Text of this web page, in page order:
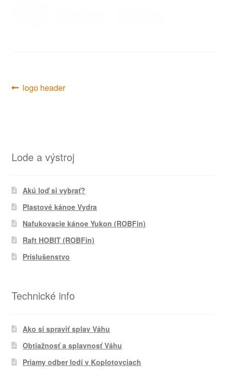
Navigácia
Predchádzajúci
logo header
Lode a výstroj
Akú loď si vybrať?
Plastové kánoe Vydra
Nafukovacie kánoe Yukon (ROBFin)
Raft HOBIT (ROBFin)
Príslušenstvo
Technické info
Ako si spraviť splav Váhu
Obtiažnosť a splavnosť Váhu
Priamy odber lodí v Koplotovciach